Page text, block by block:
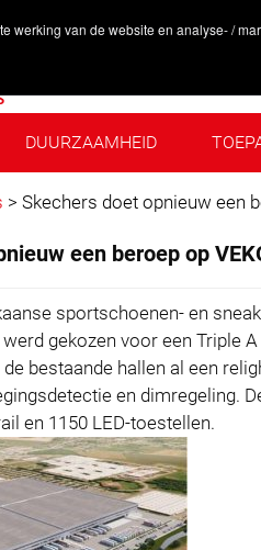
DUURZAAMHEID
DUURZAAMHEID
> Skechers doet opnieuw een
een beroep op
sportschoenen- en
gekozen voor een Triple
de bestaande hallen al een
en dimregeling.
en 1150 LED-toestellen.
werking van de website en analyse- /